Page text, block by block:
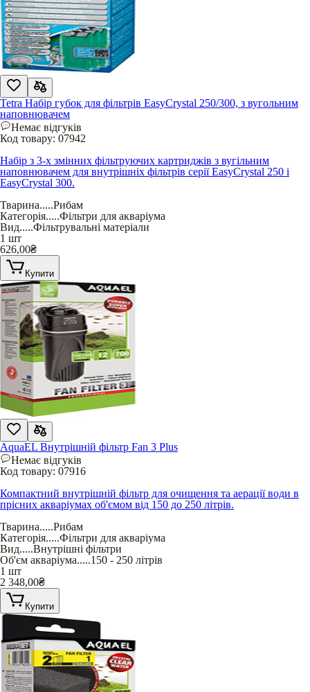
Tetra Набір губок для фільтрів EasyCrystal 250/300, з вугольним
наповнювачем
Немає відгуків
Код товару: 07942
Набір з 3-х змінних фільтруючих картриджів з вугільним
наповнювачем для внутрішніх фільтрів серії EasyCrystal 250 і
EasyCrystal 300.
Тварина.....Рибам
Категорія.....Фільтри для акваріума
Вид.....Фільтрувальні матеріали
1 шт
626,00₴
Купити
AquaEL Внутрішній фільтр Fan 3 Plus
Немає відгуків
Код товару: 07916
Компактний внутрішній фільтр для очищення та аерації води в
прісних акваріумах об'ємом від 150 до 250 літрів.
Тварина.....Рибам
Категорія.....Фільтри для акваріума
Вид.....Внутрішні фільтри
Об'єм акваріума.....150 - 250 літрів
1 шт
2 348,00₴
Купити